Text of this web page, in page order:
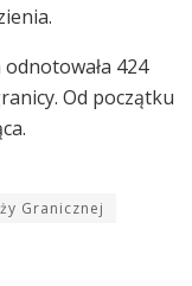
424
Od początku
Granicznej